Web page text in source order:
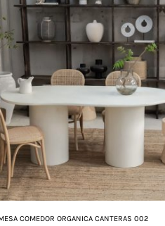
COMEDOR ORGANICA CANTERAS 002